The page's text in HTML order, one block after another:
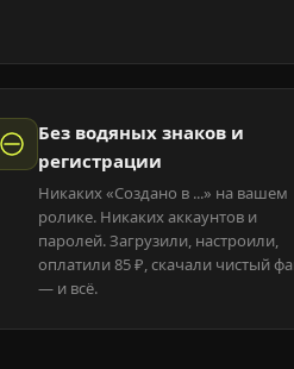
Без водяных знаков и
регистрации
Никаких «Создано в ...» на вашем
ролике. Никаких аккаунтов и
паролей. Загрузили, настроили,
оплатили 85 ₽, скачали чистый
— и всё.